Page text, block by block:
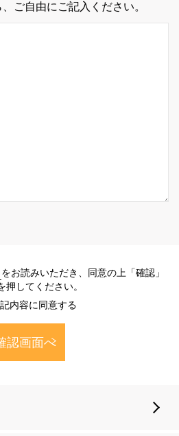
ご自由にご記入ください。
をお読みいただき、同意の上「確認」
押してください。
記内容に同意する
認画面へ